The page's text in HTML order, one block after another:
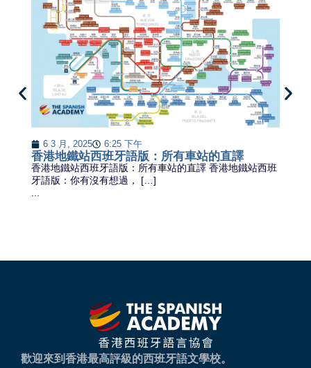
6 3 月, 2025 6:25 下午
香港地鐵站西班牙語版：所有車站的直譯
香港地鐵站西班牙語版：所有車站的直譯 香港地鐵站西班
牙語版：你有沒有想過， […]
...
歡迎來到香港最高評級的西班牙語文學校。